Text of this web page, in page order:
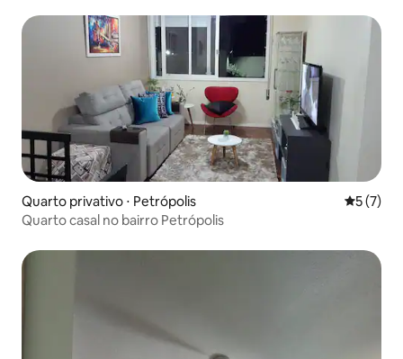
Quarto privativo ⋅ Petrópolis 5 de
5 (7)
Quarto casal no bairro Petrópolis